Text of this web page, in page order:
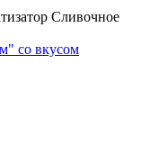
Сливочное
со вкусом